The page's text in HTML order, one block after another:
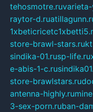
tehosmotre.ru
raytor-d.ru
store-brawl-stars.ru
sindika-01.rusp-life.ru
e-abis-1-c.ru
store-brawlstars.ru
antenna-highly.ru
3-sex-porn.ruban-